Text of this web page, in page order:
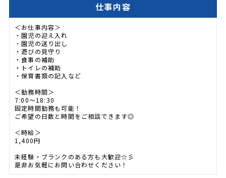
仕事内容
＜お仕事内容＞
・園児の迎え入れ
・園児の送り出し
・遊びの見守り
・食事の補助
・トイレの補助
・保育書類の記入など
＜勤務時間＞
7:00～18:30
固定時間勤務も可能！
ご希望の日数と時間をご相談できます◎
＜時給＞
1,400円
未経験・ブランクのある方も大歓迎☆彡
是非お気軽にお問い合わせください！